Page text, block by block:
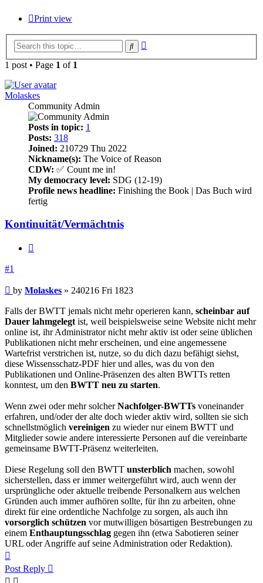
Print view
Search
1 post • Page 1 of 1
Molaskes
Community Admin
Posts in topic: 1
Posts: 318
Joined: 210729 Thu 2022
Nickname(s): The Voice of Reason
CDW: ✅ Count me in!
My democracy level: SDG (12-19)
Profile news headline: Finishing the Book | Das Buch wird
fertig
Kontinuität/Vermächtnis
#1
Post
by Molaskes » 240216 Fri 1823
Falls der BWTT jemals nicht mehr operieren kann, scheinbar auf
Dauer lahmgelegt ist, weil beispielsweise seine Website nicht mehr
online ist, ihr Administrator nicht mehr aktiv ist oder seine üblichen
Publikationen nicht mehr erscheinen, und eine angemessene
Wartefrist verstrichen ist, nutze, so du dich dazu befähigt siehst,
diese Wissensschatz-PDF hier und alles, was du von den
Publikationen und Online-Präsenzen des alten BWTTs retten
konntest, um den BWTT neu zu starten.
Wenn zwei oder mehr solcherNachfolger-BWTTs voneinander
erfahren, und/oder der alte doch wieder aktiv wird, sollten sie sich
schnellstmöglich vereinigen zu wieder nur einem BWTT und
Mitglieder sowie andere interessierte Personen auf die vereinbarte
gemeinsame BWTT-Präsenz weiterleiten.
Diese Regelung soll den BWTT unsterblich machen, sowohl
sicherstellen, dass er immer weitergeführt wird, auch wenn der
ursprüngliche oder aktuelle treibende Personalkern aus welchen
Gründen auch immer aufhören sollte, für ihn zu arbeiten, ohne
direkt für eine ordentliche Nachfolge zu sorgen, als auch ihn
vorsorglich schützen vor mutwilligen bösartigen Bestrebungen zu
einem Enthauptungsschlag gegen ihn (etwa Sabotieren seiner
URL oder Angriffe auf seine Administration oder Redaktion).
Post Reply